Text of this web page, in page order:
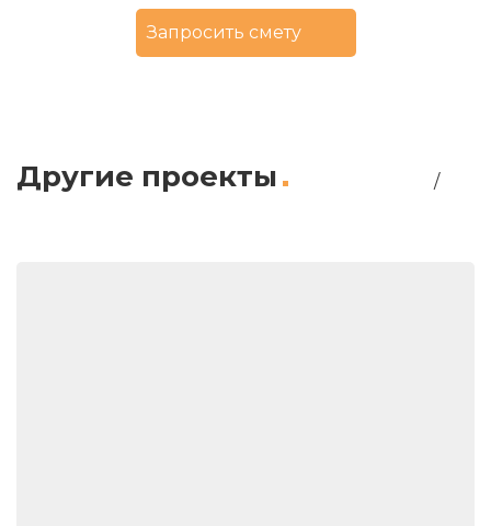
Запросить смету
Другие проекты /